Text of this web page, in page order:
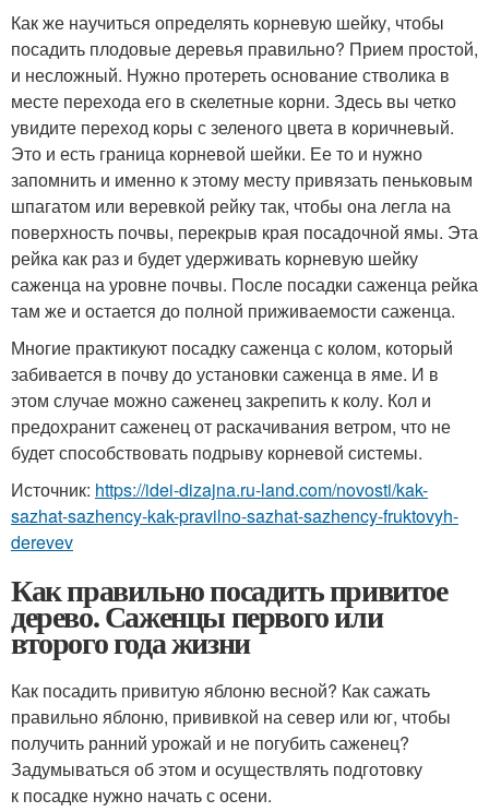
Как же научиться определять корневую шейку, чтобы
посадить плодовые деревья правильно? Прием простой,
и несложный. Нужно протереть основание стволика в
месте перехода его в скелетные корни. Здесь вы четко
увидите переход коры с зеленого цвета в коричневый.
Это и есть граница корневой шейки. Ее то и нужно
запомнить и именно к этому месту привязать пеньковым
шпагатом или веревкой рейку так, чтобы она легла на
поверхность почвы, перекрыв края посадочной ямы. Эта
рейка как раз и будет удерживать корневую шейку
саженца на уровне почвы. После посадки саженца рейка
там же и остается до полной приживаемости саженца.
Многие практикуют посадку саженца с колом, который
забивается в почву до установки саженца в яме. И в
этом случае можно саженец закрепить к колу. Кол и
предохранит саженец от раскачивания ветром, что не
будет способствовать подрыву корневой системы.
Источник: https://idei-dizajna.ru-land.com/novosti/kak-
sazhat-sazhency-kak-pravilno-sazhat-sazhency-fruktovyh-
derevev
Как правильно посадить привитое
дерево. Саженцы первого или
второго года жизни
Как посадить привитую яблоню весной? Как сажать
правильно яблоню, прививкой на север или юг, чтобы
получить ранний урожай и не погубить саженец?
Задумываться об этом и осуществлять подготовку
к посадке нужно начать с осени.